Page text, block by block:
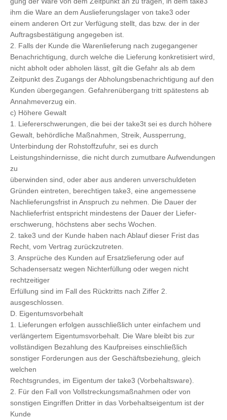
ihm die Ware an dem Auslieferungslager von take3 oder
einem anderen Ort zur Verfügung stellt, das bzw. der in der
Auftragsbestätigung angegeben ist.
2. Falls der Kunde die Warenlieferung nach zugegangener
Benachrichtigung, durch welche die Lieferung konkretisiert wird,
nicht abholt oder abholen lässt, gilt die Gefahr als ab dem
Zeitpunkt des Zugangs der Abholungsbenachrichtigung auf den
Kunden übergegangen. Gefahrenübergang tritt spätestens ab
Annahmeverzug ein.
c) Höhere Gewalt
1. Liefererschwerungen, die bei der take3t sei es durch höhere
Gewalt, behördliche Maßnahmen, Streik, Aussperrung,
Unterbindung der Rohstoffzufuhr, sei es durch
Leistungshindernisse, die nicht durch zumutbare Aufwendungen
zu
überwinden sind, oder aber aus anderen unverschuldeten
Gründen eintreten, berechtigen take3, eine angemessene
Nachlieferungsfrist in Anspruch zu nehmen. Die Dauer der
Nachlieferfrist entspricht mindestens der Dauer der Liefer-
erschwerung, höchstens aber sechs Wochen.
2. take3 und der Kunde haben nach Ablauf dieser Frist das
Recht, vom Vertrag zurückzutreten.
3. Ansprüche des Kunden auf Ersatzlieferung oder auf
Schadensersatz wegen Nichterfüllung oder wegen nicht
rechtzeitiger
Erfüllung sind im Fall des Rücktritts nach Ziffer 2.
ausgeschlossen.
D. Eigentumsvorbehalt
1. Lieferungen erfolgen ausschließlich unter einfachem und
verlängertem Eigentumsvorbehalt. Die Ware bleibt bis zur
vollständigen Bezahlung des Kaufpreises einschließlich
sonstiger Forderungen aus der Geschäftsbeziehung, gleich
welchen
Rechtsgrundes, im Eigentum der take3 (Vorbehaltsware).
2. Für den Fall von Vollstreckungsmaßnahmen oder von
sonstigen Eingriffen Dritter in das Vorbehaltseigentum ist der
Kunde